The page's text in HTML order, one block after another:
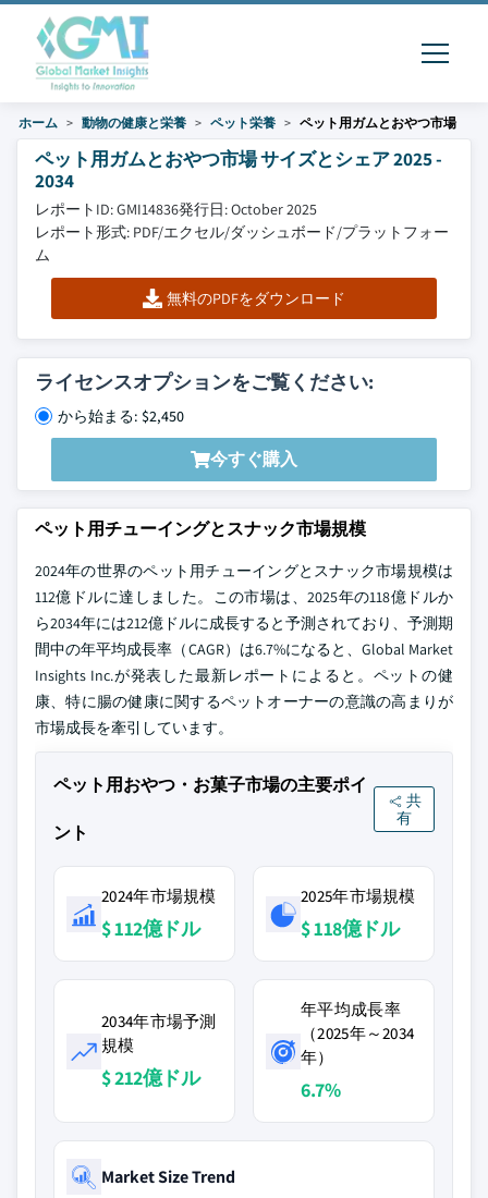
ホーム 動物の健康と栄養 ペット栄養 ペット用ガムとおやつ市場
ペット用ガムとおやつ市場 サイズとシェア 2025 -
2034
レポートID: GMI14836発行日: October 2025
レポート形式: PDF/エクセル/ダッシュボード/プラットフォー
ム
無料のPDFをダウンロード
ライセンスオプションをご覧ください:
から始まる: $2,450
今すぐ購入
ペット用チューイングとスナック市場規模
2024年の世界のペット用チューイングとスナック市場規模は
112億ドルに達しました。この市場は、2025年の118億ドルか
ら2034年には212億ドルに成長すると予測されており、予測期
間中の年平均成長率（CAGR）は6.7%になると、Global Market
Insights Inc.が発表した最新レポートによると。ペットの健
康、特に腸の健康に関するペットオーナーの意識の高まりが
市場成長を牽引しています。
ペット用おやつ・お菓子市場の主要ポイ
ント
共
有
2024年市場規模
$ 112億ドル
2025年市場規模
$ 118億ドル
2034年市場予測
規模
$ 212億ドル
年平均成長率
（2025年～2034
年）
6.7%
Market Size Trend